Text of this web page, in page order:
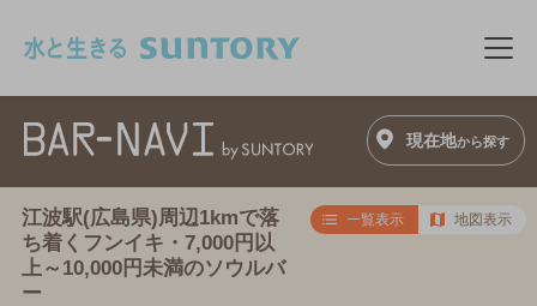
メ
現在地から探す
江波駅(広島県)周辺1kmで落
ち着くフンイキ・7,000円以
上～10,000円未満のソウルバ
ー
一覧表示 地図表示